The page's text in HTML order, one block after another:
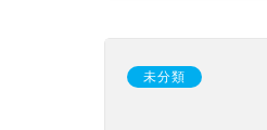
未分類